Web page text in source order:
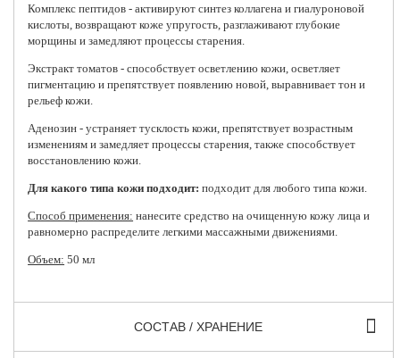
Комплекс пептидов - активируют синтез коллагена и гиалуроновой
кислоты, возвращают коже упругость, разглаживают глубокие
морщины и замедляют процессы старения.
Экстракт томатов - способствует осветлению кожи, осветляет
пигментацию и препятствует появлению новой, выравнивает тон и
рельеф кожи.
Аденозин - устраняет тусклость кожи, препятствует возрастным
изменениям и замедляет процессы старения, также способствует
восстановлению кожи.
Для какого типа кожи подходит: подходит для любого типа кожи.
Способ применения: нанесите средство на очищенную кожу лица и
равномерно распределите легкими массажными движениями.
Объем: 50 мл
СОСТАВ / ХРАНЕНИЕ